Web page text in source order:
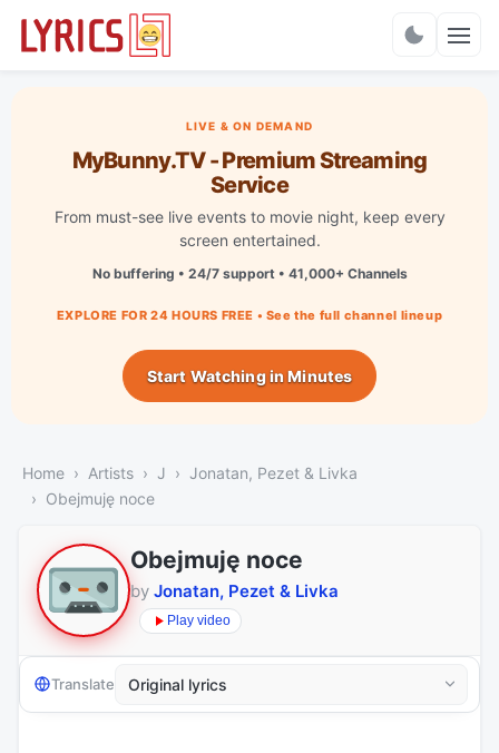
LIVE & ON DEMAND
MyBunny.TV - Premium Streaming
Service
From must-see live events to movie night, keep every
screen entertained.
No buffering • 24/7 support • 41,000+ Channels
EXPLORE FOR 24 HOURS FREE • See the full channel lineup
Start Watching in Minutes
Home Artists J
Jonatan, Pezet & Livka
Obejmuję noce
Obejmuję noce
by Jonatan, Pezet & Livka
Play video
Translate